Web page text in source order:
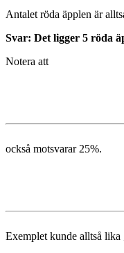
Antalet röda äpplen är
Svar: Det ligger 5 röda
Notera att
också motsvarar 25%.
Exemplet kunde alltså